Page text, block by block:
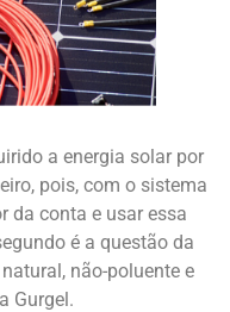
a energia solar por
pois, com o sistema
da conta e usar essa
é a questão da
não-poluente e
Gurgel.